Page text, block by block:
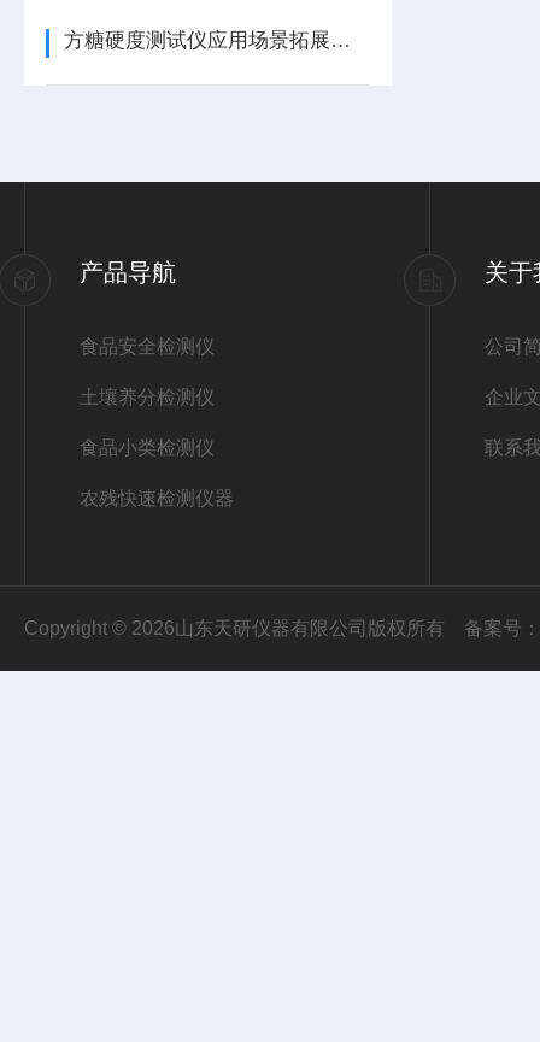
方糖硬度测试仪应用场景拓展：从糖果到软胶囊的跨界检测
产品导航
食品安全检测仪
土壤养分检测仪
食品小类检测仪
农残快速检测仪器
关于
公司
企业
联系
Copyright © 2026山东天研仪器有限公司版权所有 备案号